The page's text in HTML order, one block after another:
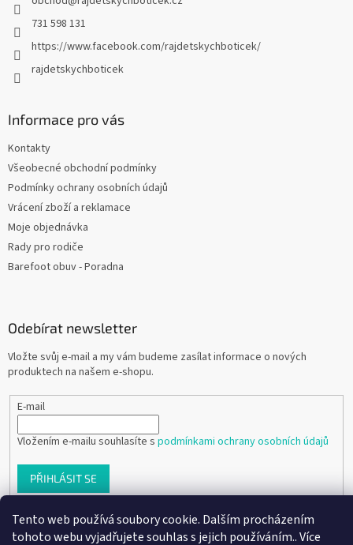
Tento web používá soubory cookie. Dalším procházením
tohoto webu vyjadřujete souhlas s jejich používáním.. Více
731 598 131
https://www.facebook.com/rajdetskychboticek/
rajdetskychboticek
Informace pro vás
Kontakty
Všeobecné obchodní podmínky
Podmínky ochrany osobních údajů
Vrácení zboží a reklamace
Moje objednávka
Rady pro rodiče
Barefoot obuv - Poradna
Odebírat newsletter
Vložte svůj e-mail a my vám budeme zasílat informace o nových
produktech na našem e-shopu.
E-mail
Vložením e-mailu souhlasíte s podmínkami ochrany osobních údajů
PŘIHLÁSIT SE